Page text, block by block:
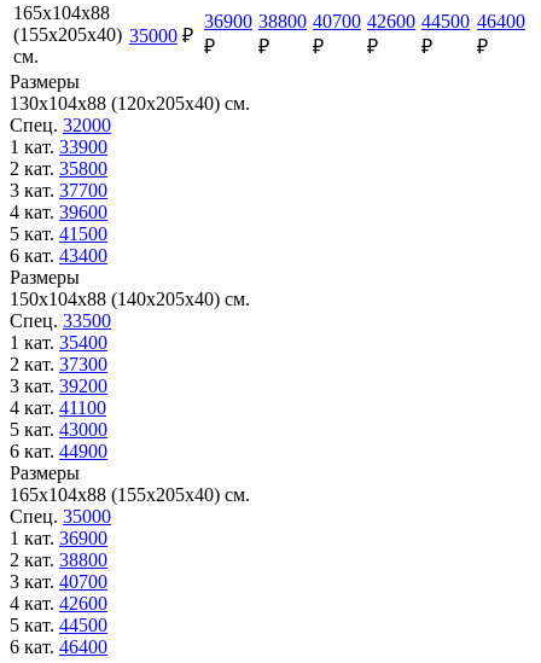
165х104х88
(155х205х40)
см.
35000 ₽
36900
₽
38800
₽
40700
₽
42600
₽
44500
₽
46400
₽
Размеры
130х104х88 (120х205х40) см.
Спец. 32000
1 кат. 33900
2 кат. 35800
3 кат. 37700
4 кат. 39600
5 кат. 41500
6 кат. 43400
Размеры
150х104х88 (140х205х40) см.
Спец. 33500
1 кат. 35400
2 кат. 37300
3 кат. 39200
4 кат. 41100
5 кат. 43000
6 кат. 44900
Размеры
165х104х88 (155х205х40) см.
Спец. 35000
1 кат. 36900
2 кат. 38800
3 кат. 40700
4 кат. 42600
5 кат. 44500
6 кат. 46400